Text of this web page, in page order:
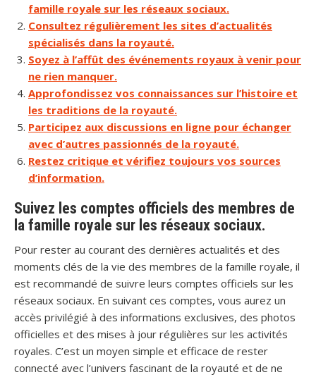
famille royale sur les réseaux sociaux.
Consultez régulièrement les sites d’actualités
spécialisés dans la royauté.
Soyez à l’affût des événements royaux à venir pour
ne rien manquer.
Approfondissez vos connaissances sur l’histoire et
les traditions de la royauté.
Participez aux discussions en ligne pour échanger
avec d’autres passionnés de la royauté.
Restez critique et vérifiez toujours vos sources
d’information.
Suivez les comptes officiels des membres de
la famille royale sur les réseaux sociaux.
Pour rester au courant des dernières actualités et des
moments clés de la vie des membres de la famille royale, il
est recommandé de suivre leurs comptes officiels sur les
réseaux sociaux. En suivant ces comptes, vous aurez un
accès privilégié à des informations exclusives, des photos
officielles et des mises à jour régulières sur les activités
royales. C’est un moyen simple et efficace de rester
connecté avec l’univers fascinant de la royauté et de ne